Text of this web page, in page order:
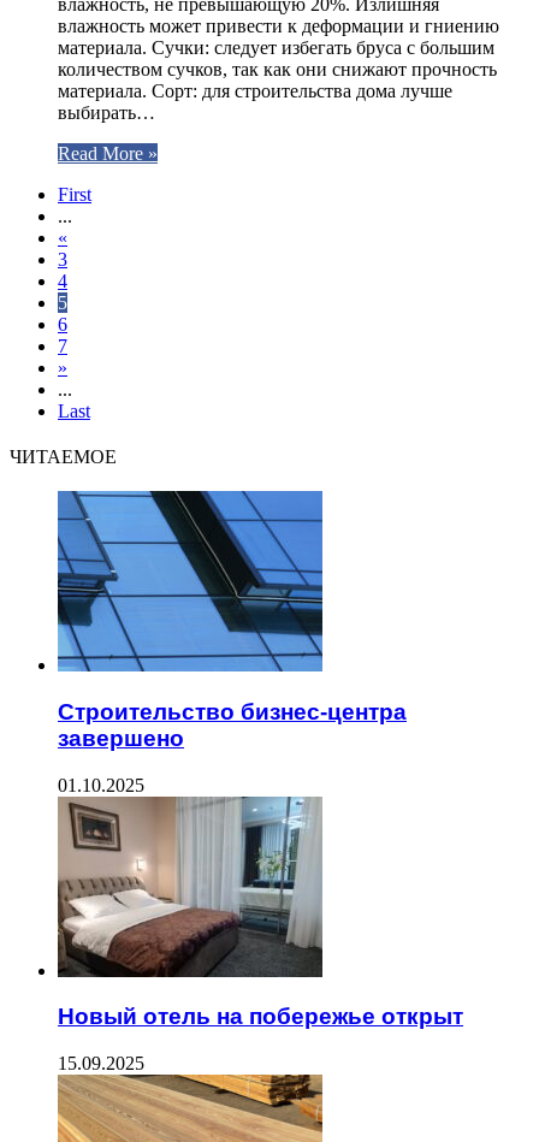
влажность, не превышающую 20%. Излишняя
влажность может привести к деформации и гниению
материала. Сучки: следует избегать бруса с большим
количеством сучков, так как они снижают прочность
материала. Сорт: для строительства дома лучше
выбирать…
Read More »
First
...
«
3
4
5
6
7
»
...
Last
ЧИТАЕМОЕ
Строительство бизнес-центра
завершено
01.10.2025
Новый отель на побережье открыт
15.09.2025